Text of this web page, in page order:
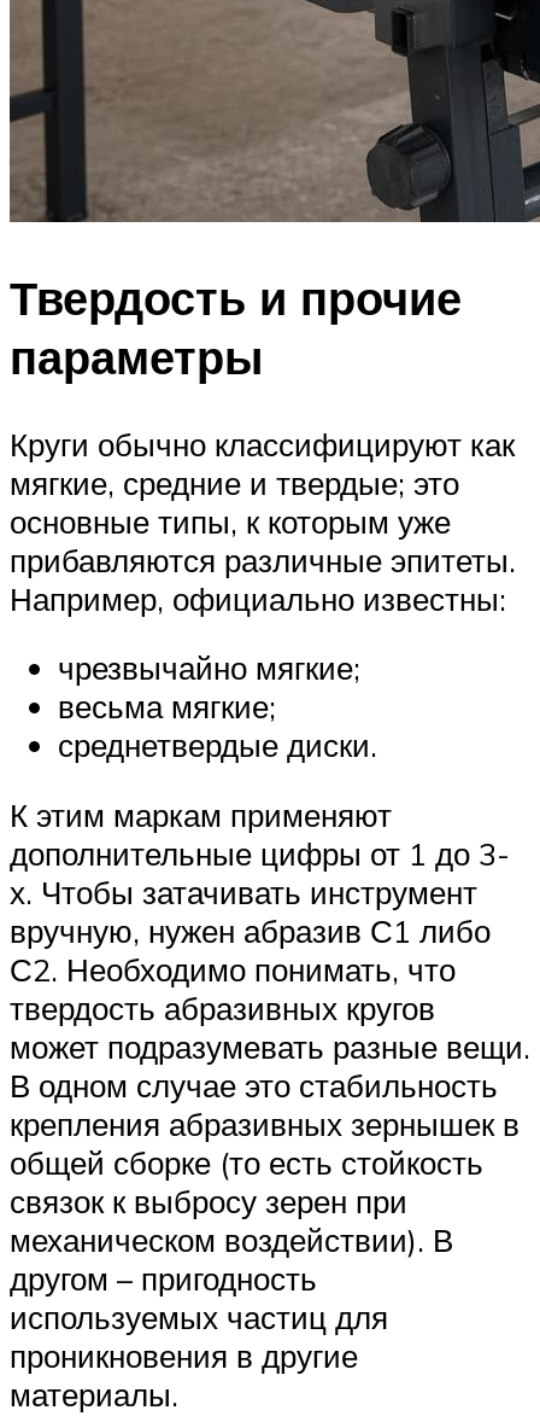
Твердость и прочие
параметры
Круги обычно классифицируют как
мягкие, средние и твердые; это
основные типы, к которым уже
прибавляются различные эпитеты.
Например, официально известны:
чрезвычайно мягкие;
весьма мягкие;
среднетвердые диски.
К этим маркам применяют
дополнительные цифры от 1 до 3-
х. Чтобы затачивать инструмент
вручную, нужен абразив С1 либо
С2. Необходимо понимать, что
твердость абразивных кругов
может подразумевать разные вещи.
В одном случае это стабильность
крепления абразивных зернышек в
общей сборке (то есть стойкость
связок к выбросу зерен при
механическом воздействии). В
другом – пригодность
используемых частиц для
проникновения в другие
материалы.